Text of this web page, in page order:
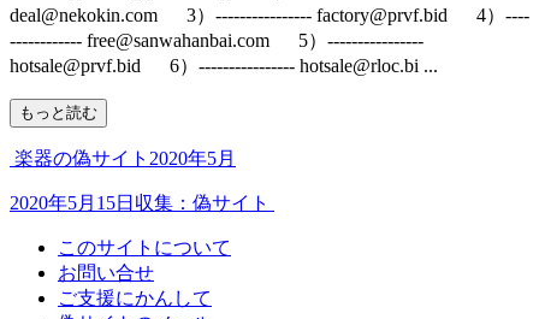
deal@nekokin.com 3）---------------- factory@prvf.bid 4）----
------------ free@sanwahanbai.com 5）----------------
hotsale@prvf.bid 6）---------------- hotsale@rloc.bi ...
もっと読む
楽器の偽サイト2020年5月
2020年5月15日収集：偽サイト
このサイトについて
お問い合せ
ご支援にかんして